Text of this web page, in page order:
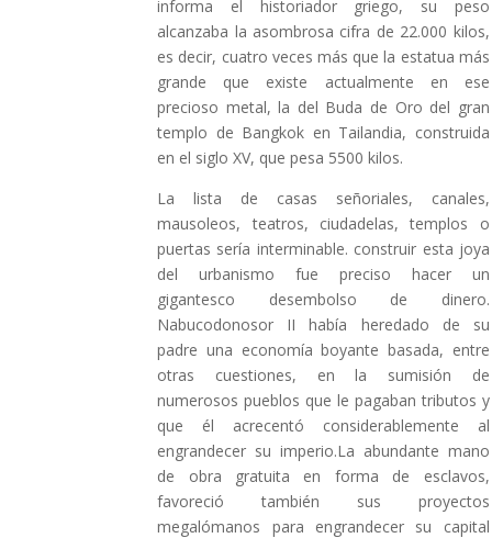
informa el historiador griego, su peso
alcanzaba la asombrosa cifra de 22.000 kilos,
es decir, cuatro veces más que la estatua más
grande que existe actualmente en ese
precioso metal, la del Buda de Oro del gran
templo de Bangkok en Tailandia, construida
en el siglo XV, que pesa 5500 kilos.
La lista de casas señoriales, canales,
mausoleos, teatros, ciudadelas, templos o
puertas sería interminable. construir esta joya
del urbanismo fue preciso hacer un
gigantesco desembolso de dinero.
Nabucodonosor II había heredado de su
padre una economía boyante basada, entre
otras cuestiones, en la sumisión de
numerosos pueblos que le pagaban tributos y
que él acrecentó considerablemente al
engrandecer su imperio.La abundante mano
de obra gratuita en forma de esclavos,
favoreció también sus proyectos
megalómanos para engrandecer su capital